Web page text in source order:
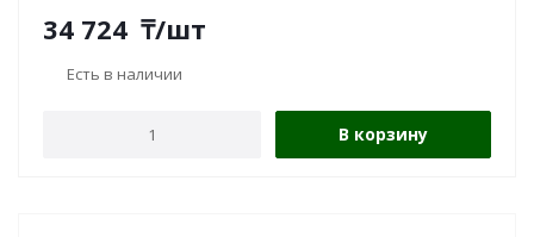
34 724 ₸/шт
Есть в наличии
В корзину